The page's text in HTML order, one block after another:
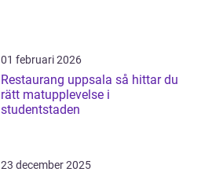
01 februari 2026
Restaurang uppsala så hittar du
rätt matupplevelse i
studentstaden
23 december 2025